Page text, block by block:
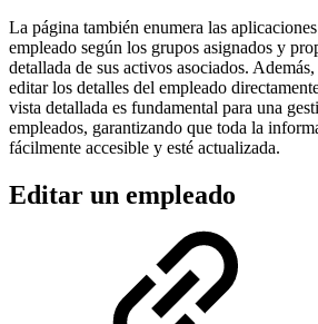
La página también enumera las
empleado según los grupos asignados y
detallada de sus activos asociados.
editar los detalles del empleado
vista detallada es fundamental para una
empleados, garantizando que toda la
fácilmente accesible y esté actualizada.
Editar un empleado